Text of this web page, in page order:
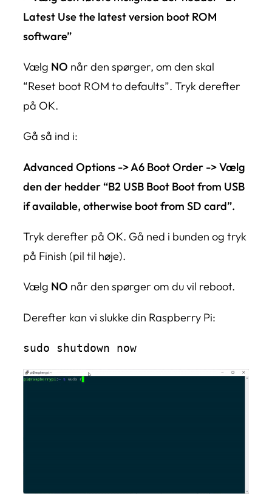
Latest Use the latest version boot ROM
software”
Vælg NO når den spørger, om den skal
“Reset boot ROM to defaults”. Tryk derefter
på OK.
Gå så ind i:
Advanced Options -> A6 Boot Order -> Vælg
den der hedder “B2 USB Boot Boot from USB
if available, otherwise boot from SD card”.
Tryk derefter på OK. Gå ned i bunden og tryk
på Finish (pil til høje).
Vælg NO når den spørger om du vil reboot.
Derefter kan vi slukke din Raspberry Pi:
sudo shutdown now